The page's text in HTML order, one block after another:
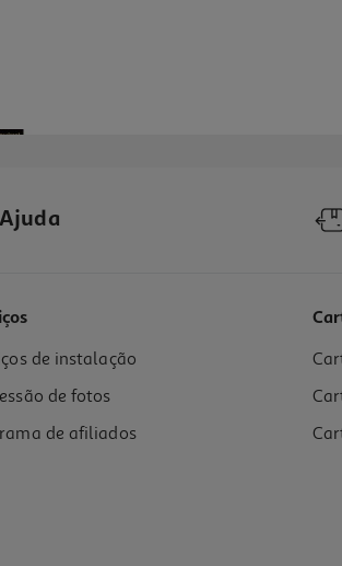
Ajuda
de instalação
de fotos
de afiliados